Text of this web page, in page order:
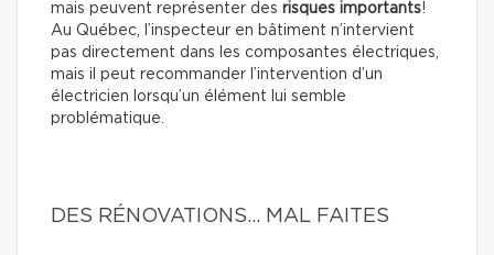
mais peuvent représenter des risques importants!
Au Québec, l’inspecteur en bâtiment n’intervient
pas directement dans les composantes électriques,
mais il peut recommander l’intervention d’un
électricien lorsqu’un élément lui semble
problématique.
DES RÉNOVATIONS… MAL FAITES